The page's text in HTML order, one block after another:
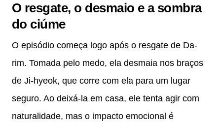
O resgate, o desmaio e a sombra
do ciúme
O episódio começa logo após o resgate de Da-
rim. Tomada pelo medo, ela desmaia nos braços
de Ji-hyeok, que corre com ela para um lugar
seguro. Ao deixá-la em casa, ele tenta agir com
naturalidade, mas o impacto emocional é